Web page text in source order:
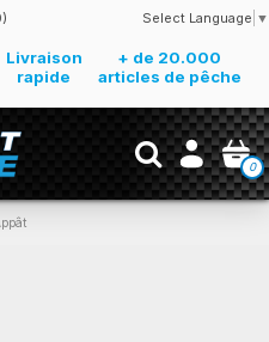
) Select Language ▼
Livraison
rapide
+ de 20.000
articles de pêche
0